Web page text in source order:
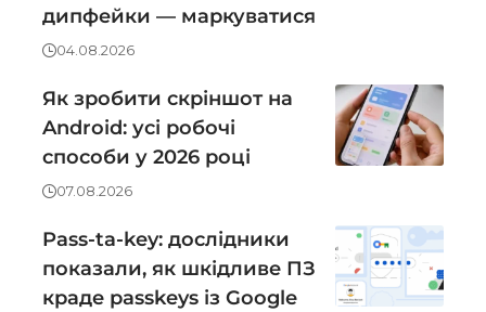
дипфейки — маркуватися
04.08.2026
Як зробити скріншот на
Android: усі робочі
способи у 2026 році
07.08.2026
Pass-ta-key: дослідники
показали, як шкідливе ПЗ
краде passkeys із Google